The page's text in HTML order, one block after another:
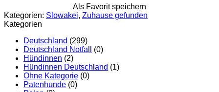
Als Favorit speichern
Kategorien: Slowakei, Zuhause gefunden
Kategorien
Deutschland (299)
Deutschland Notfall
(0)
Hündinnen (2)
Hündinnen Deutschland (1)
Ohne Kategorie (0)
Patenhunde (0)